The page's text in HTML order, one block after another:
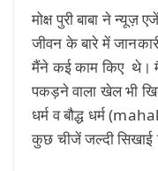
मोक्ष पुरी बाबा ने
जीवन के बारे में
मैंने कई काम किए थे।
पकड़ने वाला खेल भी
धर्म व बौद्ध धर्म
कुछ चीजें जल्दी सिखाई